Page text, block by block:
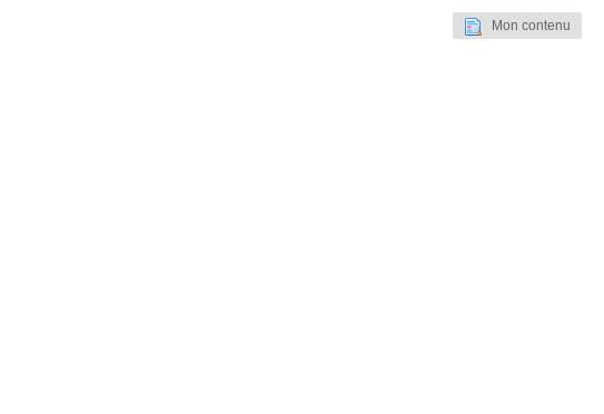
Mon contenu